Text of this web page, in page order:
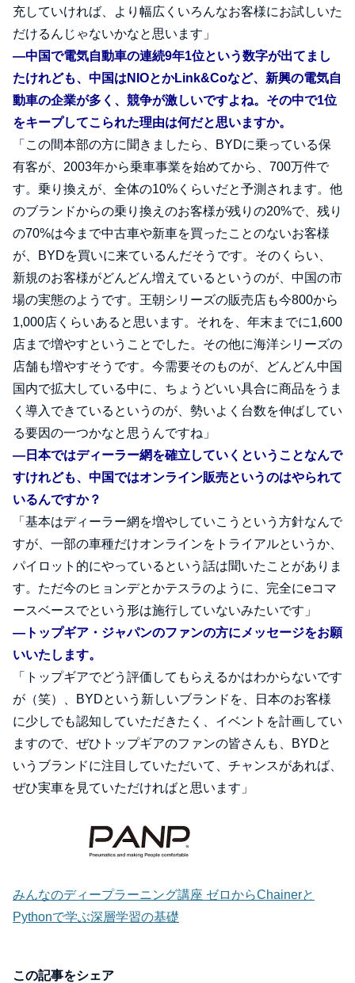
充していければ、より幅広くいろんなお客様にお試しいた
だけるんじゃないかなと思います」
―中国で電気自動車の連続9年1位という数字が出てまし
たけれども、中国はNIOとかLink&Coなど、新興の電気自
動車の企業が多く、競争が激しいですよね。その中で1位
をキープしてこられた理由は何だと思いますか。
「この間本部の方に聞きましたら、BYDに乗っている保
有客が、2003年から乗車事業を始めてから、700万件で
す。乗り換えが、全体の10%くらいだと予測されます。他
のブランドからの乗り換えのお客様が残りの20%で、残り
の70%は今まで中古車や新車を買ったことのないお客様
が、BYDを買いに来ているんだそうです。そのくらい、
新規のお客様がどんどん増えているというのが、中国の市
場の実態のようです。王朝シリーズの販売店も今800から
1,000店くらいあると思います。それを、年末までに1,600
店まで増やすということでした。その他に海洋シリーズの
店舗も増やすそうです。今需要そのものが、どんどん中国
国内で拡大している中に、ちょうどいい具合に商品をうま
く導入できているというのが、勢いよく台数を伸ばしてい
る要因の一つかなと思うんですね」
―日本ではディーラー網を確立していくということなんで
すけれども、中国ではオンライン販売というのはやられて
いるんですか？
「基本はディーラー網を増やしていこうという方針なんで
すが、一部の車種だけオンラインをトライアルというか、
パイロット的にやっているという話は聞いたことがありま
す。ただ今のヒョンデとかテスラのように、完全にeコマ
ースベースでという形は施行していないみたいです」
―トップギア・ジャパンのファンの方にメッセージをお願
いいたします。
「トップギアでどう評価してもらえるかはわからないです
が（笑）、BYDという新しいブランドを、日本のお客様
に少しでも認知していただきたく、イベントを計画してい
ますので、ぜひトップギアのファンの皆さんも、BYDと
いうブランドに注目していただいて、チャンスがあれば、
ぜひ実車を見ていただければと思います」
みんなのディープラーニング講座 ゼロからChainerと
Pythonで学ぶ深層学習の基礎
この記事をシェア